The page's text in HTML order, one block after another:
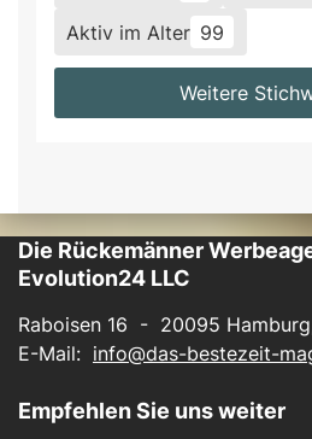
Aktiv im Alter 99
Weitere
Die Rückemänner
Evolution24 LLC
Raboisen 16 - 20095
E-Mail: info@das-bestezeit-
Empfehlen Sie uns weiter